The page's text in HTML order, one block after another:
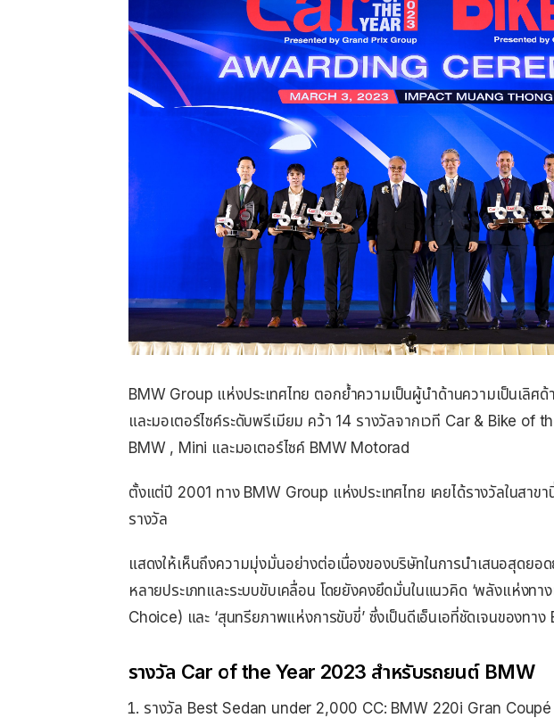
BMW Group แห่งประเทศไทย ตอกย้ำความเป็นผู้นำด้านความเป็นเลิศ
และมอเตอร์ไซค์ระดับพรีเมียม คว้า 14 รางวัลจากเวที Car & Bike of
BMW , Mini และมอเตอร์ไซค์ BMW Motorad
ตั้งแต่ปี 2001 ทาง BMW Group แห่งประเทศไทย เคยได้รางวัลในสาข
รางวัล
แสดงให้เห็นถึงความมุ่งมั่นอย่างต่อเนื่องของบริษัทในการนำเสนอสุดยอ
หลายประเภทและระบบขับเคลื่อน โดยยังคงยึดมั่นในแนวคิด ‘พลังแห่งทาง
Choice) และ ‘สุนทรียภาพแห่งการขับขี่’ ซึ่งเป็นดีเอ็นเอที่ชัดเจนของทา
รางวัล Car of the Year 2023 สำหรับรถยนต์ BMW
รางวัล Best Sedan under 2,000 CC: BMW 220i Gran